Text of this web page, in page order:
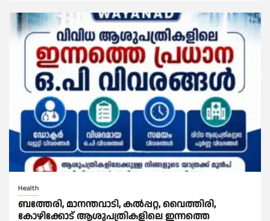
Health
ബത്തേരി, മാനന്തവാടി, കൽപ്പറ്റ, വൈത്തിരി,
കോഴിക്കോട് ആശുപത്രികളിലെ ഇന്നത്തെ